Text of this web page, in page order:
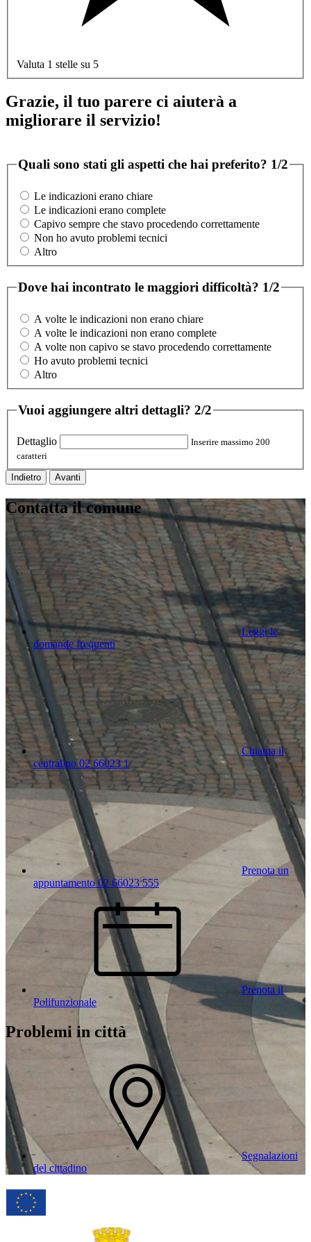
Valuta 1 stelle su 5
Grazie, il tuo parere ci aiuterà a
migliorare il servizio!
Quali sono stati gli aspetti che hai preferito? 1/2
Le indicazioni erano chiare
Le indicazioni erano complete
Capivo sempre che stavo procedendo correttamente
Non ho avuto problemi tecnici
Altro
Dove hai incontrato le maggiori difficoltà? 1/2
A volte le indicazioni non erano chiare
A volte le indicazioni non erano complete
A volte non capivo se stavo procedendo correttamente
Ho avuto problemi tecnici
Altro
Vuoi aggiungere altri dettagli? 2/2
Dettaglio
Inserire massimo 200
caratteri
Indietro Avanti
Contatta il comune
Leggi le
domande frequenti
Chiama il
centralino 02 66023 1
Prenota un
appuntamento 02 66023 555
Prenota il
Polifunzionale
Problemi in città
Segnalazioni
del cittadino